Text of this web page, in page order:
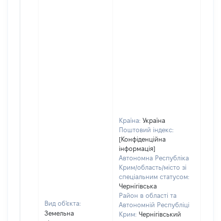
Вид об'єкта:
Земельна
Країна: Україна
Поштовий індекс:
[Конфіденційна
інформація]
Автономна Республіка
Крим/область/місто зі
спеціальним статусом:
Чернігівська
Район в області та
Автономній Республіці
Крим: Чернігівський